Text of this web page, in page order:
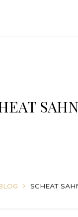
SCHEAT